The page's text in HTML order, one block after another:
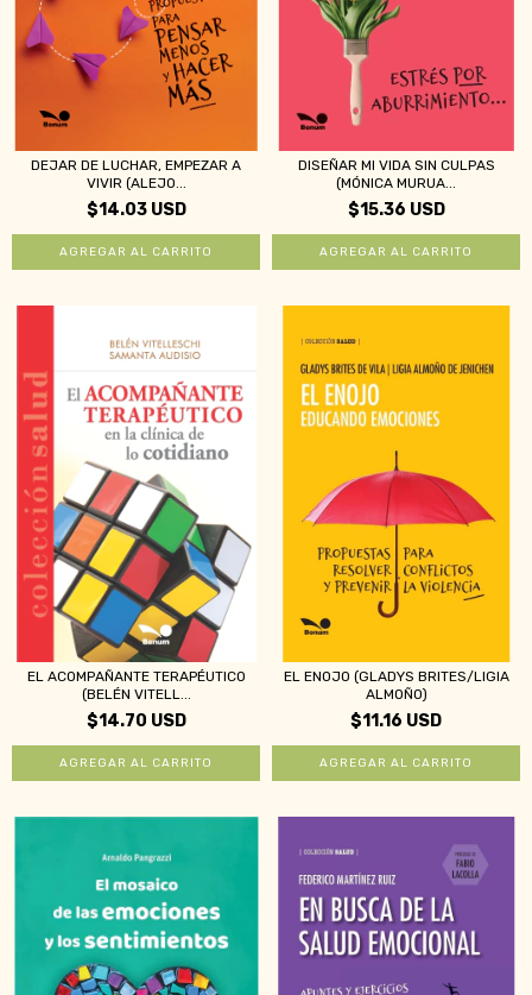
DEJAR DE LUCHAR, EMPEZAR A
VIVIR (ALEJO...
$14.03 USD
DISEÑAR MI VIDA SIN CULPAS
(MÓNICA MURUA...
$15.36 USD
EL ACOMPAÑANTE TERAPÉUTICO
(BELÉN VITELL...
$14.70 USD
EL ENOJO (GLADYS BRITES/LIGIA
ALMOÑO)
$11.16 USD